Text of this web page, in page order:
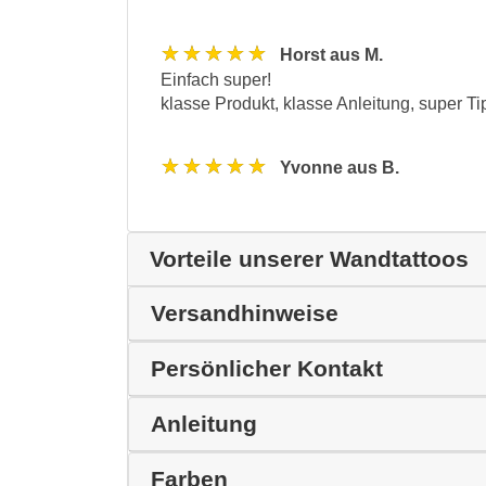
★★★★★
Horst aus M.
Einfach super!
klasse Produkt, klasse Anleitung, super
★★★★★ Yvonne aus B.
Vorteile unserer Wandtattoos
Versandhinweise
Persönlicher Kontakt
Anleitung
Farben